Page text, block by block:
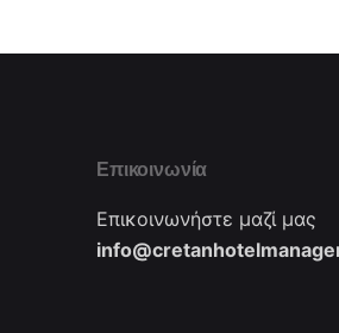
Επικοινωνία
Επικοινωνήστε μαζί μας